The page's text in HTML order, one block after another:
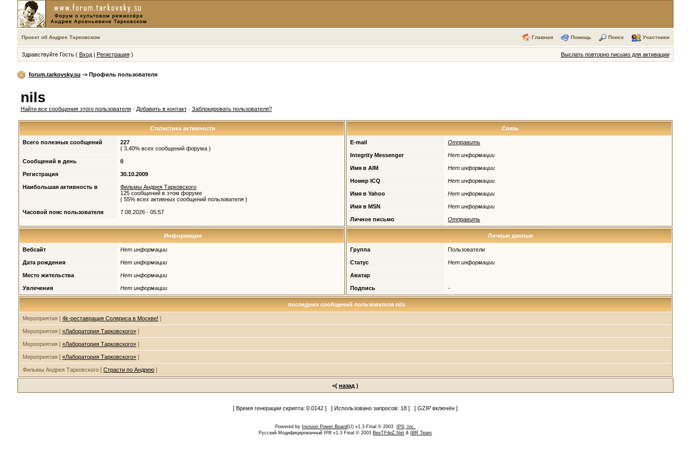
Проект об Андрее Тарковском Главная Помощь Поиск Участники
Здравствуйте Гость ( Вход| Регистрация) Выслать повторно письмо для активации
forum.tarkovsky.su -> Профиль пользователя
nils
Найти все сообщения этого пользователя· Добавить в контакт· Заблокировать пользователя?
Статистика активности
Всего полезных сообщений
227
( 3.40% всех сообщений форума )
Сообщений в день 0
Регистрация 30.10.2009
Наибольшая активность в
Фильмы Андрея Тарковского
125 сообщений в этом форуме
( 55% всех активных сообщений пользователя )
Часовой пояс пользователя 7.08.2026 - 05:57
Связь
E-mail Отправить
Integrity Messenger Нет информации
Имя в AIM Нет информации
Номер ICQ Нет информации
Имя в Yahoo Нет информации
Имя в MSN Нет информации
Личное письмо Отправить
Информация
Вебсайт Нет информации
Дата рождения Нет информации
Место жительства Нет информации
Увлечения Нет информации
Личные данные
Группа Пользователи
Статус Нет информации
Аватар
Подпись -
последних сообщений пользователя nils
Мероприятия [ 4k-реставрация Соляриса в Москве! ]
Мероприятия [ «Лаборатория Тарковского»]
Мероприятия [ «Лаборатория Тарковского»]
Мероприятия [ «Лаборатория Тарковского»]
Фильмы Андрея Тарковского [ Страсти по Андрею]
<(назад )
[ Время генерации скрипта: 0.0142 ] [ Использовано запросов: 18 ] [ GZIP включён ]
Powered by Invision Power Board(U) v1.3 Final © 2003
IPS, Inc.
Русский Модифицированный IPB v1.3 Final © 2003 BesTFileZ.Net & IBR Team